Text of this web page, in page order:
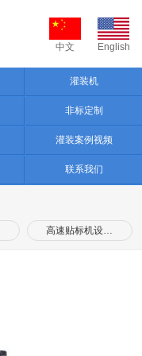
中文 English
灌装机
非标定制
灌装案例视频
联系我们
高速贴标机设…